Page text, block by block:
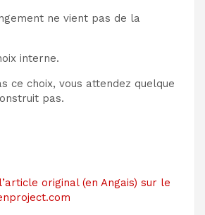
ne vient pas de la
interne.
ce choix, vous attendez quelque
pas.
original (en Angais) sur le